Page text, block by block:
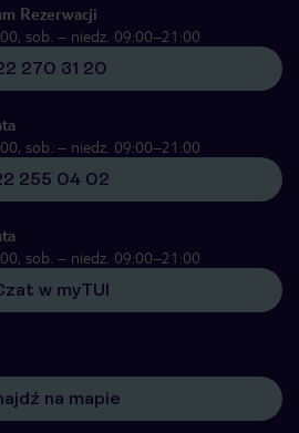
Rezerwacji
sob. – niedz. 09:00–21:00
270 31 20
sob. – niedz. 09:00–21:00
255 04 02
sob. – niedz. 09:00–21:00
w myTUI
na mapie